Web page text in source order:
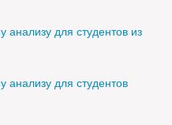
анализу для студентов из
анализу для студентов